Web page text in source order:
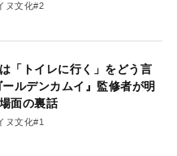
ヌ文化#2
「トイレに行く」をどう言
ルデンカムイ』監修者が明
面の裏話
ヌ文化#1